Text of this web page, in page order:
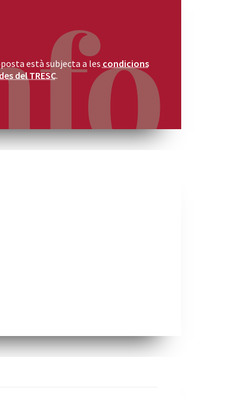
està subjecta a les condicions
del TRESC.